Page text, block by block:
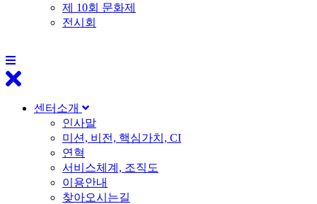
제 10회 문화제
전시회
센터소개
인사말
미션, 비전, 핵심가치, CI
연혁
서비스체계, 조직도
이용안내
찾아오시는길